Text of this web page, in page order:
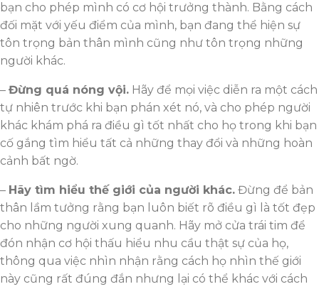
bạn cho phép mình có cơ hội trưởng thành. Bằng cách
đối mặt với yếu điểm của mình, bạn đang thể hiện sự
tôn trọng bản thân mình cũng như tôn trọng những
người khác.
– Đừng quá nóng vội. Hãy để mọi việc diễn ra một cách
tự nhiên trước khi bạn phán xét nó, và cho phép người
khác khám phá ra điều gì tốt nhất cho họ trong khi bạn
cố gắng tìm hiểu tất cả những thay đổi và những hoàn
cảnh bất ngờ.
– Hãy tìm hiểu thế giới của người khác. Đừng để bản
thân lầm tưởng rằng bạn luôn biết rõ điều gì là tốt đẹp
cho những người xung quanh. Hãy mở cửa trái tim để
đón nhận cơ hội thấu hiểu nhu cầu thật sự của họ,
thông qua việc nhìn nhận rằng cách họ nhìn thế giới
này cũng rất đúng đắn nhưng lại có thể khác với cách